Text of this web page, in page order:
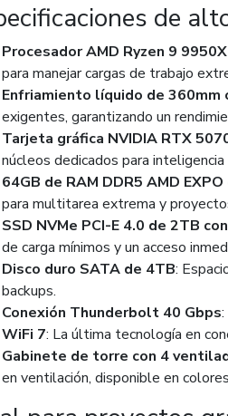
de
Procesador AMD Ryzen 9 9950X
para manejar cargas de trabajo
Enfriamiento líquido de 360mm
exigentes, garantizando un
Tarjeta gráfica NVIDIA RTX
núcleos dedicados para
64GB de RAM DDR5 AMD
para multitarea extrema y
SSD NVMe PCI-E 4.0 de 2TB
de carga mínimos y un acceso
Disco duro SATA de 4TB:
backups.
Conexión Thunderbolt 40 Gbps
WiFi 7: La última tecnología en
Gabinete de torre con 4
en ventilación, disponible en